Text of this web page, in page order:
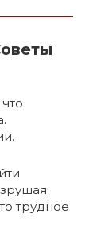
трудное